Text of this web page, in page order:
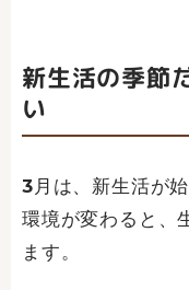
新生活の季節
い
3月は、新生活が
環境が変わると、
ます。